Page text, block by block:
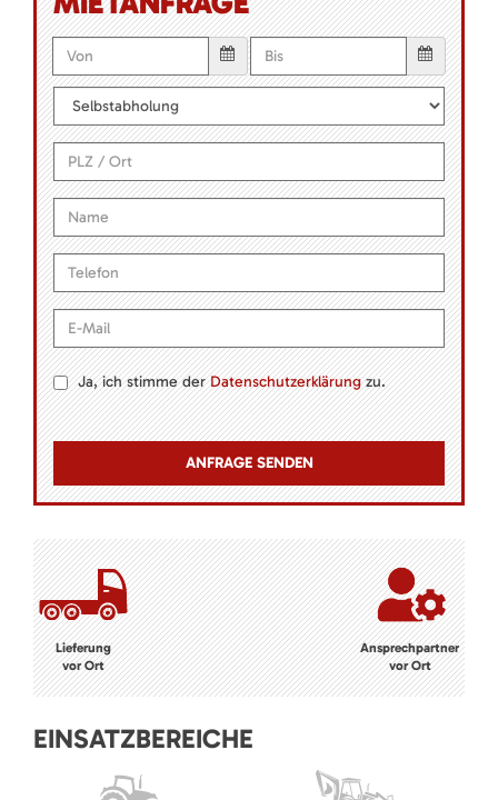
Ja, ich stimme derDatenschutzerklärungzu.
Lieferung
vor Ort
Ansprechpartner
vor Ort
EINSATZBEREICHE